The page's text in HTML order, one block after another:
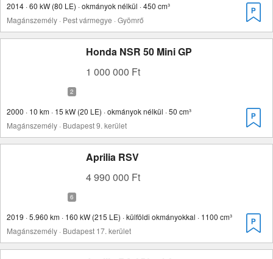
2014 · 60 kW (80 LE) · okmányok nélkül · 450 cm³
Magánszemély · Pest vármegye · Gyömrő
Honda NSR 50 Mini GP
1 000 000 Ft
2000 · 10 km · 15 kW (20 LE) · okmányok nélkül · 50 cm³
Magánszemély · Budapest 9. kerület
Aprilia RSV
4 990 000 Ft
2019 · 5.960 km · 160 kW (215 LE) · külföldi okmányokkal · 1100 cm³
Magánszemély · Budapest 17. kerület